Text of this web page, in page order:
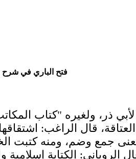
فتح الباري في شرح
ذر، ولغيره "كتاب
قال الراغب:
جمع وضم، ومنه كتبت
الروياني: الكتابة